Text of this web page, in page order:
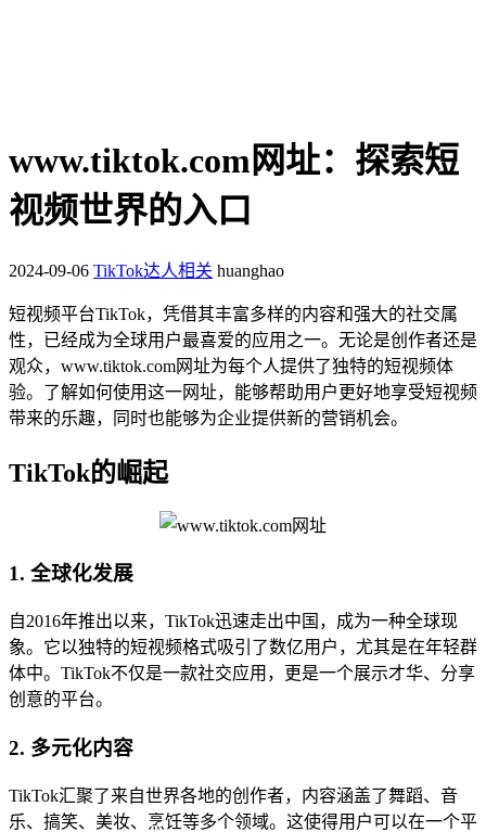
www.tiktok.com网址：探索短
视频世界的入口
2024-09-06 TikTok达人相关 huanghao
短视频平台TikTok，凭借其丰富多样的内容和强大的社交属
性，已经成为全球用户最喜爱的应用之一。无论是创作者还是
观众，www.tiktok.com网址为每个人提供了独特的短视频体
验。了解如何使用这一网址，能够帮助用户更好地享受短视频
带来的乐趣，同时也能够为企业提供新的营销机会。
TikTok的崛起
1. 全球化发展
自2016年推出以来，TikTok迅速走出中国，成为一种全球现
象。它以独特的短视频格式吸引了数亿用户，尤其是在年轻群
体中。TikTok不仅是一款社交应用，更是一个展示才华、分享
创意的平台。
2. 多元化内容
TikTok汇聚了来自世界各地的创作者，内容涵盖了舞蹈、音
乐、搞笑、美妆、烹饪等多个领域。这使得用户可以在一个平